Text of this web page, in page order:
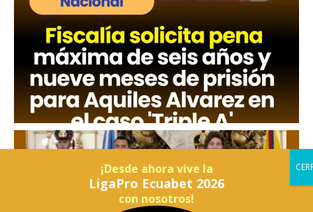
¡Desde ahora vive la
LigaPro Ecuabet 2026
con nosotros!